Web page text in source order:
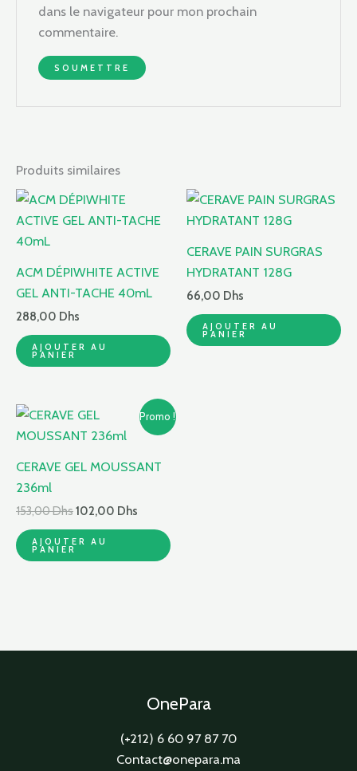
dans le navigateur pour mon prochain
commentaire.
Produits similaires
ACM DÉPIWHITE ACTIVE
GEL ANTI-TACHE 40mL
288,00 Dhs
AJOUTER AU
PANIER
CERAVE PAIN SURGRAS
HYDRATANT 128G
66,00 Dhs
AJOUTER AU
PANIER
Promo !
CERAVE GEL MOUSSANT
236ml
153,00Dhs
Le
initial
153,00 Dhs.
102,00 Dhs
Le
prix
102,00 Dhs.
AJOUTER AU
PANIER
OnePara
(+212) 6 60 97 87 70
Contact@onepara.ma